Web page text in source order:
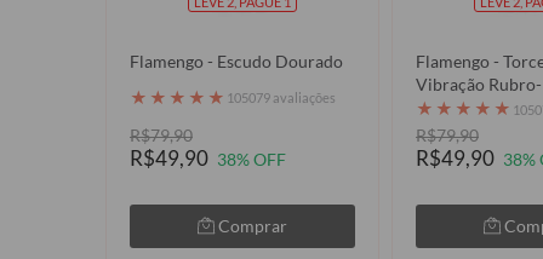
Flamengo - Escudo Dourado
★ ★ ★ ★ ★ 105079 avaliações
R$79,90
R$49,90 38% OFF
Comprar
Flamengo -
Vibração
★ ★ ★ ★ ★
R$79,90
R$49,90 38%